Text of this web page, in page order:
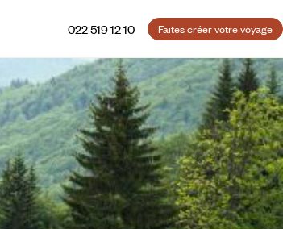
022 519 12 10 Faites créer votre voyage